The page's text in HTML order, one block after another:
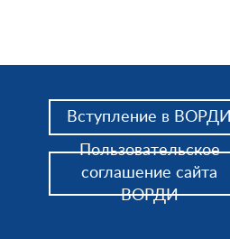
Вступление в ВОРДИ
Пользовательское
соглашение сайта
ВОРДИ